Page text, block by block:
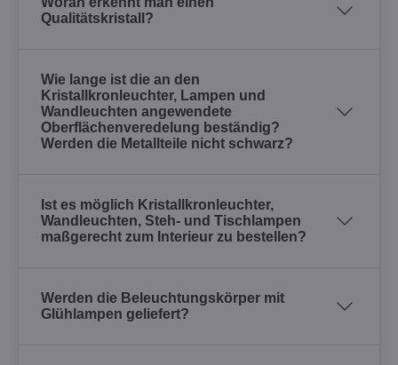
Qualitätskristall?
Wie lange ist die an den
Kristallkronleuchter, Lampen und
Wandleuchten angewendete
Oberflächenveredelung beständig?
Werden die Metallteile nicht schwarz?
Ist es möglich Kristallkronleuchter,
Wandleuchten, Steh- und Tischlampen
maßgerecht zum Interieur zu bestellen?
Werden die Beleuchtungskörper mit
Glühlampen geliefert?